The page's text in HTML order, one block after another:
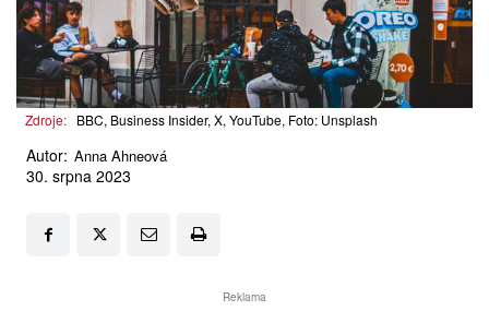
Zdroje: BBC, Business Insider, X, YouTube, Foto: Unsplash
Autor: Anna Ahneová
30. srpna 2023
Reklama